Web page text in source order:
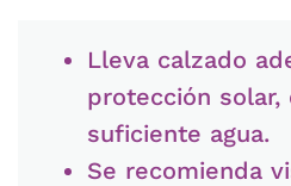
Lleva calzado
protección solar,
suficiente agua.
Se recomienda